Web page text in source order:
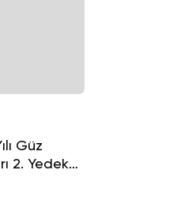
Güz
2. Yedek